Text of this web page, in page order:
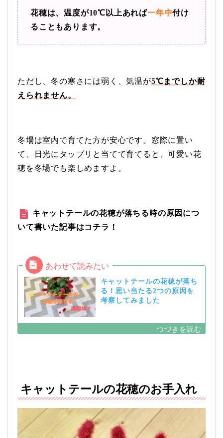
花穂は、温度が10℃以上あれば一年中付け
ることもあります。
ただし、冬の寒さには弱く、気温が5℃までしか耐
えられません。
冬場は室内で育てた方が安心です。 窓際に置い
て、日光にタップリと当てて育てると、可愛い花
穂を冬場でも楽しめますよ。
キャットテールの花穂が落ちる時の原因につ
いて書いた記事はコチラ！
キャットテールの花穂が落ち
る！思い当たる2つの原因を
考察してみました
キャットテールの花穂のお手入れ